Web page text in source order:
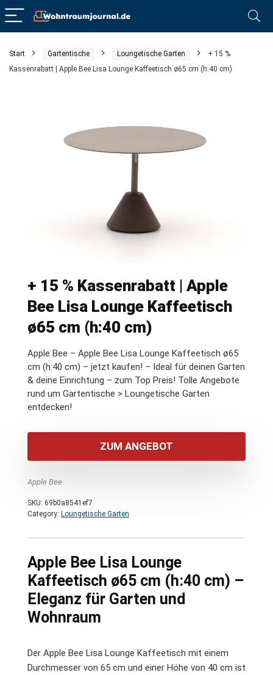
Start Gartentische Loungetische Garten
+ 15 %
Kassenrabatt | Apple Bee Lisa Lounge Kaffeetisch ø65 cm (h:40 cm)
+ 15 % Kassenrabatt | Apple
Bee Lisa Lounge Kaffeetisch
ø65 cm (h:40 cm)
Apple Bee – Apple Bee Lisa Lounge Kaffeetisch ø65
cm (h:40 cm) – jetzt kaufen! – Ideal für deinen Garten
& deine Einrichtung – zum Top Preis! Tolle Angebote
rund um Gartentische > Loungetische Garten
entdecken!
ZUM ANGEBOT
Apple Bee
SKU: 69b0a8541ef7
Category: Loungetische Garten
Apple Bee Lisa Lounge
Kaffeetisch ø65 cm (h:40 cm) –
Eleganz für Garten und
Wohnraum
Der Apple Bee Lisa Lounge Kaffeetisch mit einem
Durchmesser von 65 cm und einer Höhe von 40 cm ist